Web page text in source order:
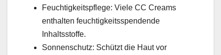
Feuchtigkeitspflege: Viele CC Creams
enthalten feuchtigkeitsspendende
Inhaltsstoffe.
Sonnenschutz: Schützt die Haut vor